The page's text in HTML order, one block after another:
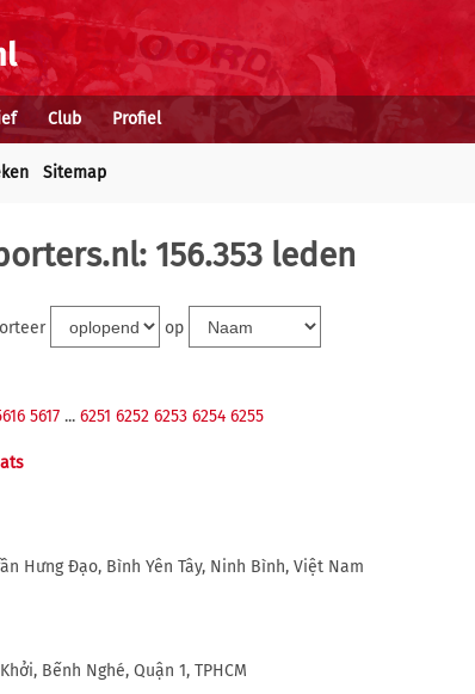
Club Profiel
Sitemap
156.353 leden
op
5617 ... 6251 6252 6253 6254 6255
Hưng Đạo, Bình Yên Tây, Ninh Bình, Việt Nam
Bếnh Nghé, Quận 1, TPHCM